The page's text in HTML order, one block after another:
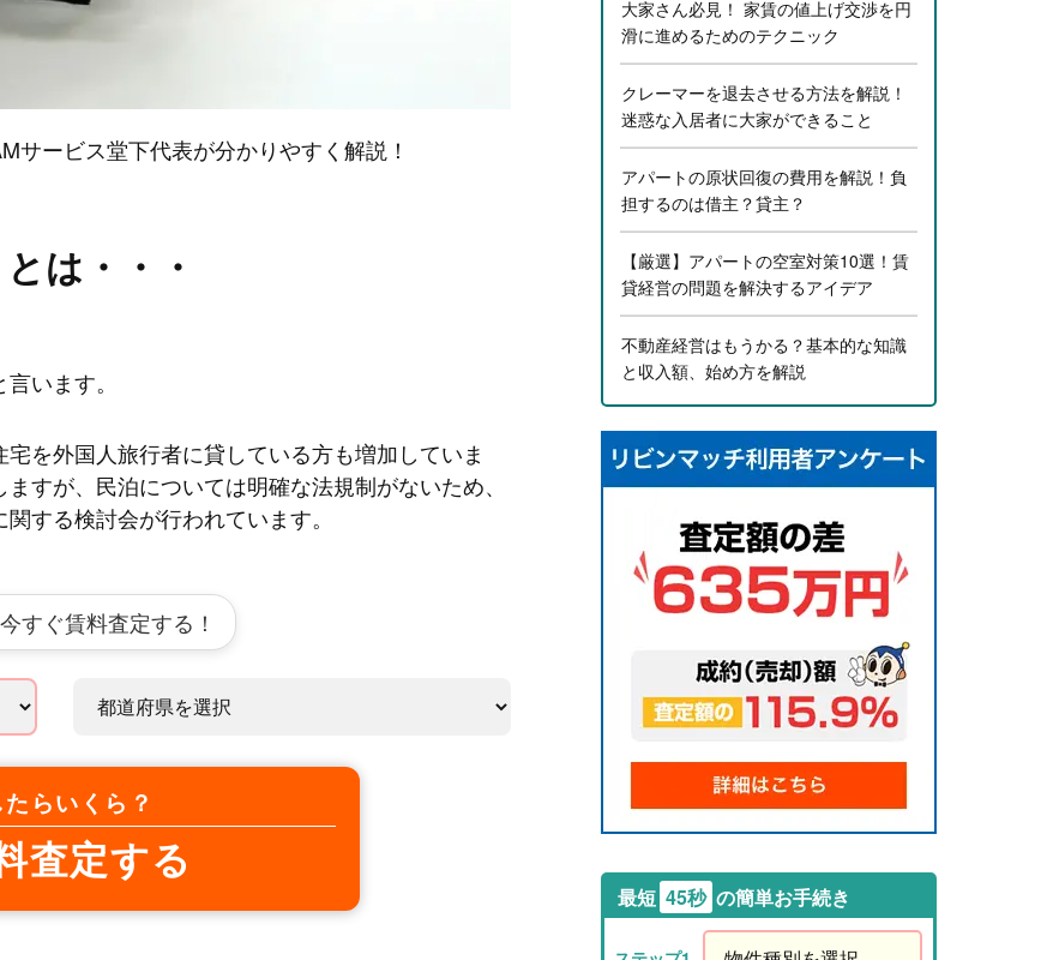
サービス堂下代表が分かりやすく解説！
は・・・
います。
を外国人旅行者に貸している方も増加していま
すが、民泊については明確な法規制がないため、
する検討会が行われています。
すぐ賃料査定する！
らいくら？
査定する
大家さん必見！ 家賃の値上げ交渉を円
滑に進めるためのテクニック
クレーマーを退去させる方法を解説！
迷惑な入居者に大家ができること
アパートの原状回復の費用を解説！負
担するのは借主？貸主？
【厳選】アパートの空室対策10選！賃
貸経営の問題を解決するアイデア
不動産経営はもうかる？基本的な知識
と収入額、始め方を解説
最短 45秒 の簡単お手続き